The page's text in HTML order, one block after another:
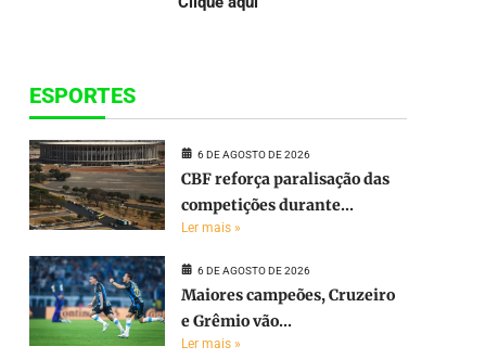
ESPORTES
6 DE AGOSTO DE 2026
CBF reforça paralisação das
competições durante...
Ler mais »
6 DE AGOSTO DE 2026
Maiores campeões, Cruzeiro
e Grêmio vão...
Ler mais »